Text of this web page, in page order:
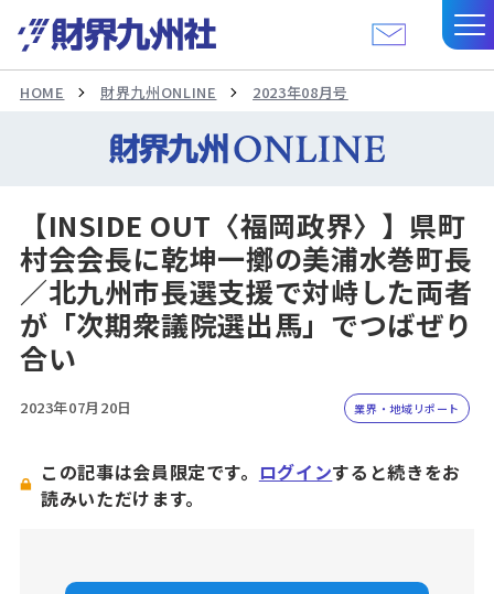
HOME 財界九州ONLINE 2023年08月号
【INSIDE OUT〈福岡政界〉】県町
村会会長に乾坤一擲の美浦水巻町長
／北九州市長選支援で対峙した両者
が「次期衆議院選出馬」でつばぜり
合い
2023年07月20日 業界・地域リポート
この記事は会員限定です。 ログインすると続きをお
読みいただけます。